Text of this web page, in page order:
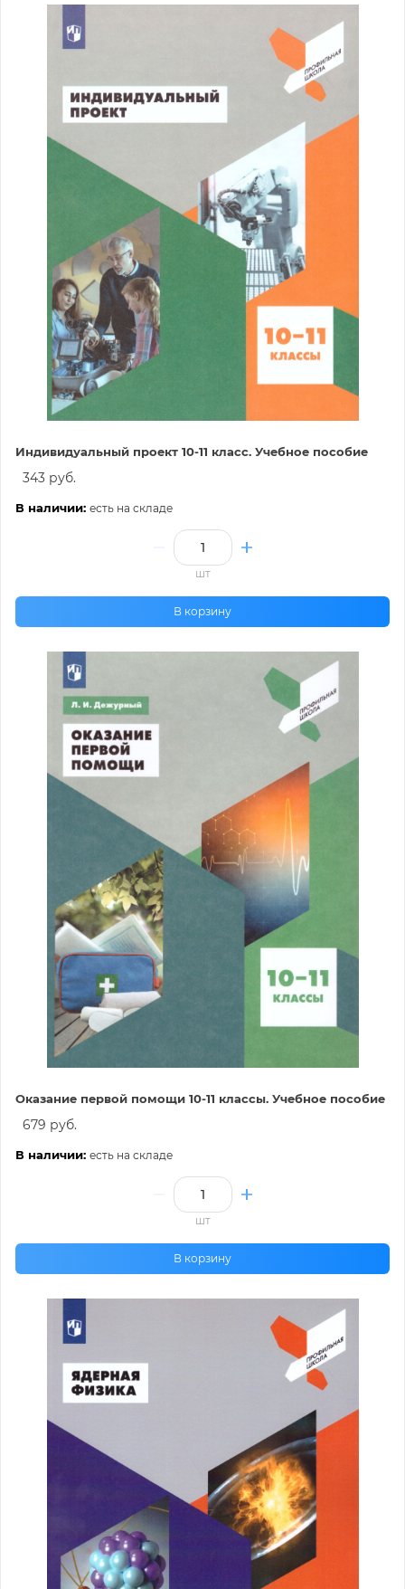
Индивидуальный проект 10-11 класс. Учебное пособие
343 руб.
В наличии: есть на складе
шт
В корзину
Оказание первой помощи 10-11 классы. Учебное пособие
679 руб.
В наличии: есть на складе
шт
В корзину